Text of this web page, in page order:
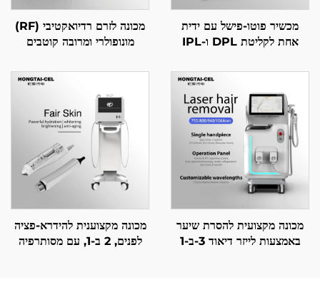
מכשיר פוטו-פישל עם ידית
אחת לקליטת DPL ו-IPL
וטיפוח נגד ההזדקנות – ציוד
מכונה לזרם רדיואקטיבי (RF)
מונופולרי ומרובה קוטבים
זיקנות, הסרת קמטים, צמצום
עור, הרמה והצורה של העור –
ציוד לסאלוני יופי
מכונה מקצועית להסרת שיער
באמצעות לייזר דיאוד 3-ב-1
מכונה מקצוענית להידרא-פציה
לפנים, 2 ב-1, עם מסותרפיה